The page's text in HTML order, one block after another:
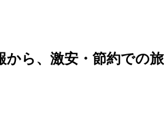
ら、激安・節約での